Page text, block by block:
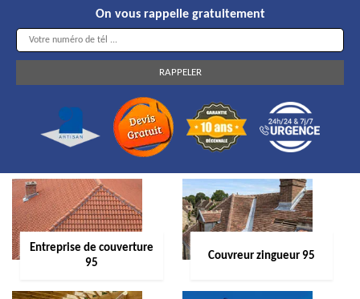
On vous rappelle gratuitement
Entreprise de couverture
95
Couvreur zingueur 95